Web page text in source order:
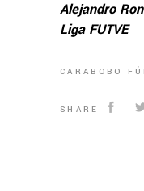
Alejandro
Liga FUTVE
CARABOBO
SHARE